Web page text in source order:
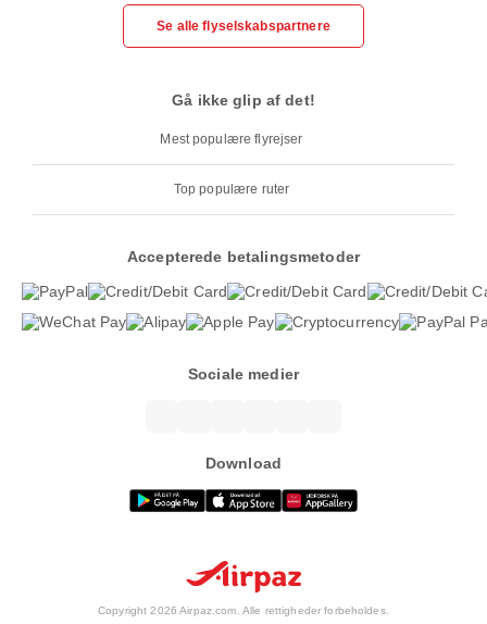
Se alle flyselskabspartnere
Gå ikke glip af det!
Mest populære flyrejser
Top populære ruter
Accepterede betalingsmetoder
Sociale medier
Download
Copyright 2026 Airpaz.com. Alle rettigheder forbeholdes.